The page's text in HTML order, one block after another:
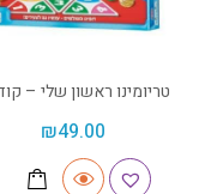
טריומינו ראשון שלי –
₪49.00